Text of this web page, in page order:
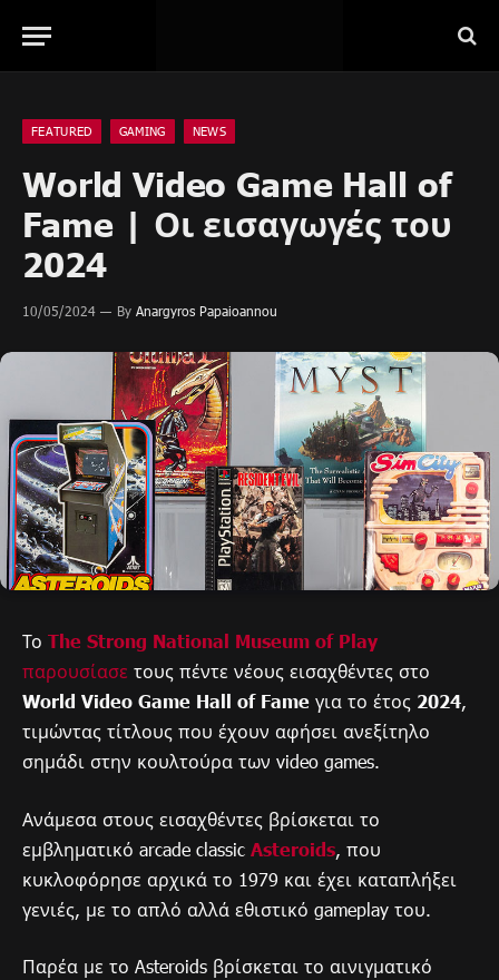
FEATURED GAMING NEWS
World Video Game Hall of
Fame | Οι εισαγωγές του
2024
10/05/2024 By Anargyros Papaioannou
Το The Strong National Museum of Play
παρουσίασε τους πέντε νέους εισαχθέντες στο
World Video Game Hall of Fame για το έτος 2024,
τιμώντας τίτλους που έχουν αφήσει ανεξίτηλο
σημάδι στην κουλτούρα των video games.
Ανάμεσα στους εισαχθέντες βρίσκεται το
εμβληματικό arcade classic Asteroids, που
κυκλοφόρησε αρχικά το 1979 και έχει καταπλήξει
γενιές, με το απλό αλλά εθιστικό gameplay του.
Παρέα με το Asteroids βρίσκεται το αινιγματικό